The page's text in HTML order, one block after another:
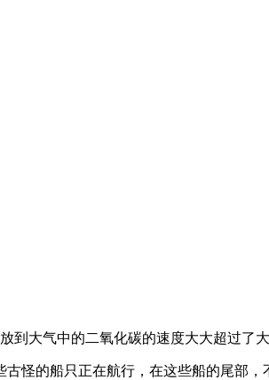
到大气中的二氧化碳的速度大大超过了
古怪的船只正在航行，在这些船的尾部